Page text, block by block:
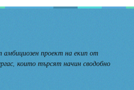
проект на екип от
които търсят начин сводобно